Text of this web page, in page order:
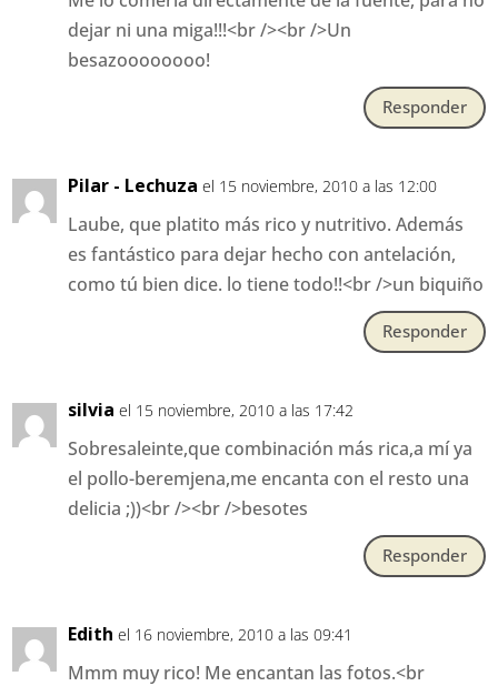
dejar ni una miga!!!<br /><br />Un
besazoooooooo!
Responder
Pilar - Lechuza el 15 noviembre, 2010 a las 12:00
Laube, que platito más rico y nutritivo. Además
es fantástico para dejar hecho con antelación,
como tú bien dice. lo tiene todo!!<br />un biquiño
Responder
silvia el 15 noviembre, 2010 a las 17:42
Sobresaleinte,que combinación más rica,a mí ya
el pollo-beremjena,me encanta con el resto una
delicia ;))<br /><br />besotes
Responder
Edith el 16 noviembre, 2010 a las 09:41
Mmm muy rico! Me encantan las fotos.<br